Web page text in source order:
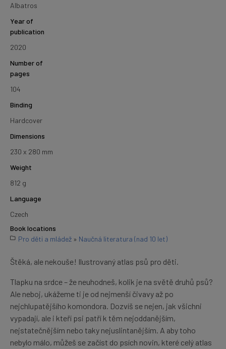
Albatros
Year of
publication
2020
Number of
pages
104
Binding
Hardcover
Dimensions
230 x 280 mm
Weight
812 g
Language
Czech
Book locations
Pro děti a mládež » Naučná literatura (nad 10 let)
Štěká, ale nekouše! Ilustrovaný atlas psů pro děti.
Tlapku na srdce – že neuhodneš, kolik je na světě druhů psů?
Ale neboj, ukážeme ti je od nejmenší čivavy až po
nejchlupatějšího komondora. Dozvíš se nejen, jak všichni
vypadají, ale i kteří psi patří k těm nejoddanějším,
nejstatečnějším nebo taky nejuslintanějším. A aby toho
nebylo málo, můžeš se začíst do psích novin, které celý atlas